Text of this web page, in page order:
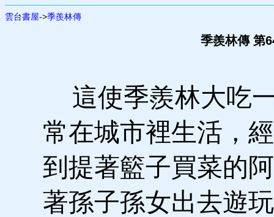
雲台書屋->季羨林傳
季羨林傳 第
這使季羨林大吃
常在城市裡生活，
到提著籃子買菜的
著孫子孫女出去遊